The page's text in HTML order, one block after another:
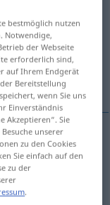
antippen)
bestmöglich nutzen
Notwendige,
der Webseite
erforderlich sind,
auf Ihrem Endgerät
Bereitstellung
wenn Sie uns
Einverständnis
Akzeptieren“. Sie
unserer
zu den Cookies
Sie einfach auf den
zu der
.